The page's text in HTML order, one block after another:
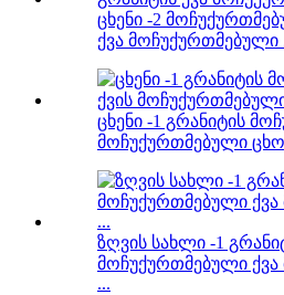
ცხენი -2
ქვა მოჩუქურთმებული
ცხენი -1 გრანიტის
მოჩუქურთმებული
ზღვის სახლი -1
მოჩუქურთმებული
...